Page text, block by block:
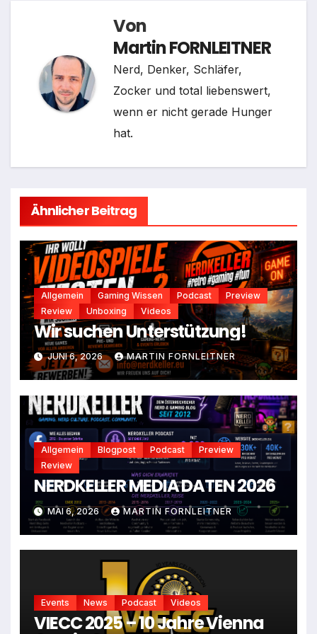
Von
Martin FORNLEITNER
Nerd, Denker, Schläfer,
Zocker und total liebenswert,
wenn er nicht gerade Hunger
hat.
Ähnlicher Beitrag
Allgemein Gaming Wissen Podcast
Preview
Review
Unboxing Videos
Wir suchen Unterstützung!
JUNI 6, 2026 MARTIN FORNLEITNER
Allgemein Blogpost Podcast
Preview
Review
NERDKELLER MEDIA DATEN 2026
MAI 6, 2026 MARTIN FORNLEITNER
Events News Podcast Videos
VIECC 2025 – 10 Jahre Vienna